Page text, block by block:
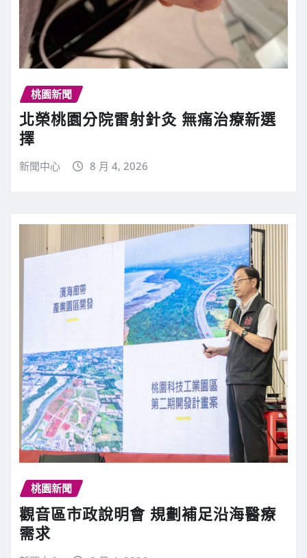
桃園新聞
北榮桃園分院雷射針灸 無痛治療新選
擇
新聞中心 8 月 4, 2026
桃園新聞
觀音區市政說明會 規劃補足沿海醫療
需求